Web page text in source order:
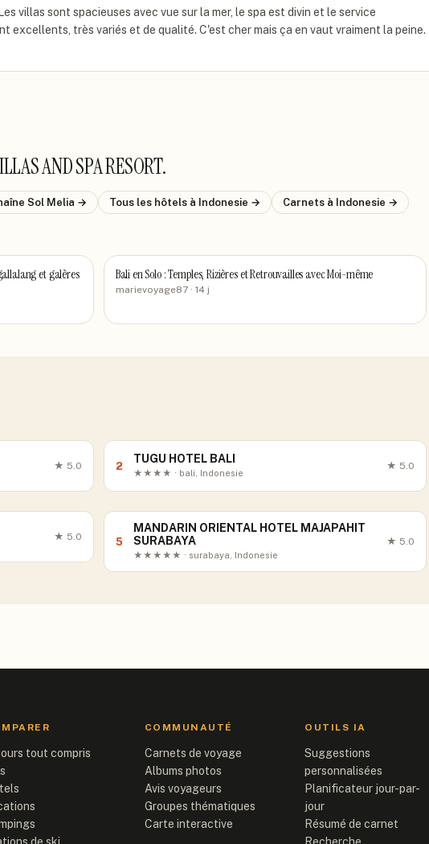
villas sont spacieuses avec vue sur la mer, le spa est divin et le service
excellents, très variés et de qualité. C'est cher mais ça en vaut vraiment la peine.
AND SPA RESORT.
Sol Melia → Tous les hôtels à Indonesie → Carnets à Indonesie →
et galères
Bali en Solo : Temples, Rizières et Retrouvailles avec Moi-même
marievoyage87· 14 j
★ 5.0 2
TUGU HOTEL BALI
★★★★ · bali, Indonesie
★ 5.0
★ 5.0 5
MANDARIN ORIENTAL HOTEL MAJAPAHIT
SURABAYA
★★★★★ · surabaya, Indonesie
★ 5.0
tout compris
COMMUNAUTÉ
Carnets de voyage
Albums photos
Avis voyageurs
Groupes thématiques
Carte interactive
OUTILS IA
Suggestions
personnalisées
Planificateur jour-par-
jour
Résumé de carnet